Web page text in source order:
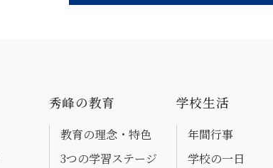
秀峰の教育
教育の理念・特色
3つの学習ステージ
学校生活
年間行事
学校の一日